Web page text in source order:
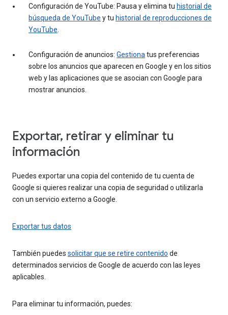
Configuración de YouTube: Pausa y elimina tu historial de
búsqueda de YouTube y tu historial de reproducciones de
YouTube
Configuración de anuncios: Gestiona tus preferencias
sobre los anuncios que aparecen en Google y en los sitios
web y las aplicaciones que se asocian con Google para
mostrar anuncios.
Exportar, retirar y eliminar tu
información
Puedes exportar una copia del contenido de tu cuenta de
Google si quieres realizar una copia de seguridad o utilizarla
con un servicio externo a Google.
Exportar tus datos
También puedes solicitar que se retire contenido de
determinados servicios de Google de acuerdo con las leyes
aplicables.
Para eliminar tu información, puedes: